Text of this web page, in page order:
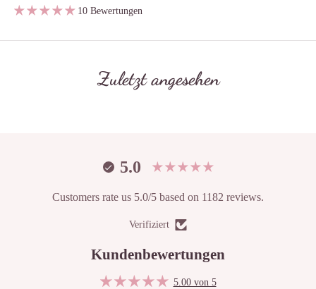
10 Bewertungen
Zuletzt angesehen
5.0
Customers rate us 5.0/5 based on 1182 reviews.
Verifiziert
Kundenbewertungen
5.00 von 5